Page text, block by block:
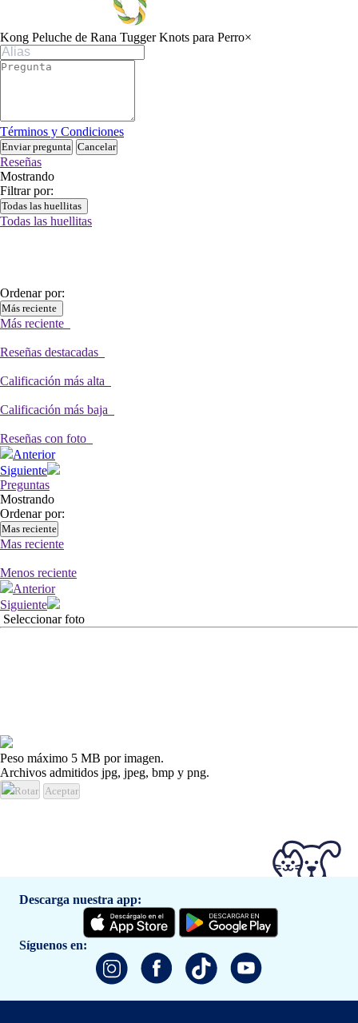
Kong Peluche de Rana Tugger Knots para Perro×
Términos y Condiciones
Enviar pregunta Cancelar
Reseñas
Mostrando
Filtrar por:
Todas las huellitas
Todas las huellitas
Ordenar por:
Más reciente
Más reciente
Reseñas destacadas
Calificación más alta
Calificación más baja
Reseñas con foto
Anterior
Siguiente
Preguntas
Mostrando
Ordenar por:
Mas reciente
Mas reciente
Menos reciente
Anterior
Siguiente
Seleccionar foto
Peso máximo 5 MB por imagen.
Archivos admitidos jpg, jpeg, bmp y png.
Rotar Aceptar
Descarga nuestra app:
Síguenos en: